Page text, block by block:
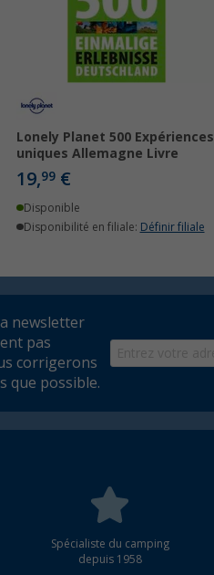
Lonely Planet 500 Expériences
uniques Allemagne Livre
19,99 €
Disponible
Disponibilité en filiale: Définir filiale
newsletter
pas
corrigerons
que possible.
Spécialiste du camping
depuis 1958